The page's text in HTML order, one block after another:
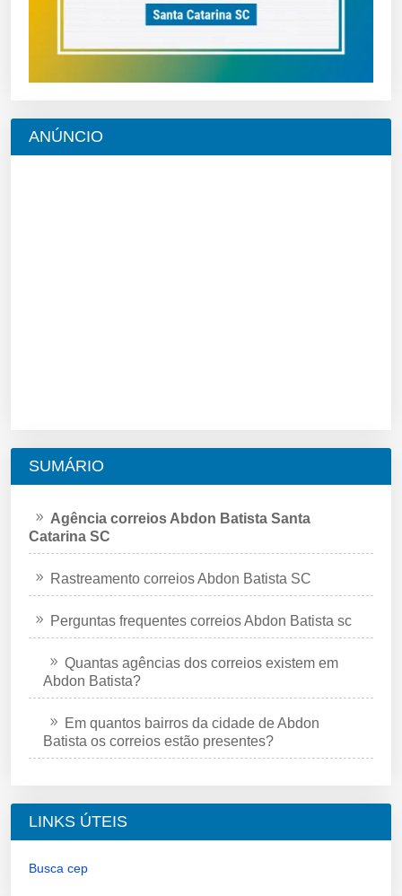
ANÚNCIO
SUMÁRIO
Agência correios Abdon Batista Santa
Catarina SC
Rastreamento correios Abdon Batista SC
Perguntas frequentes correios Abdon Batista sc
Quantas agências dos correios existem em
Abdon Batista?
Em quantos bairros da cidade de Abdon
Batista os correios estão presentes?
LINKS ÚTEIS
Busca cep